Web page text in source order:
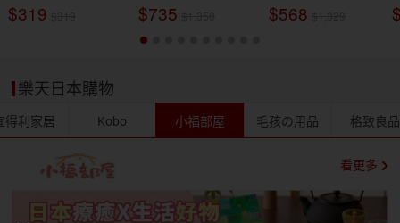
$319 $735 $568
樂天日本購物
得利家居 Kobo 小福部屋 毛孩の用品 格致良品
看更多